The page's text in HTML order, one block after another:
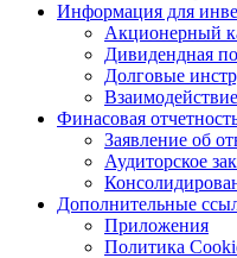
Информация для
Акционерный
Дивидендная
Долговые
Финасовая
Заявление об
Аудиторское
Дополнительные
Приложения
Политика